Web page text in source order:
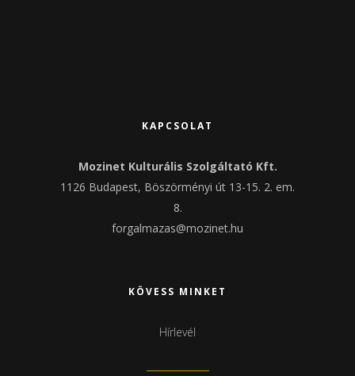
KAPCSOLAT
Mozinet Kulturális Szolgáltató Kft.
1126 Budapest, Böszörményi út 13-15. 2. em.
8.
forgalmazas@mozinet.hu
KÖVESS MINKET
Hírlevél